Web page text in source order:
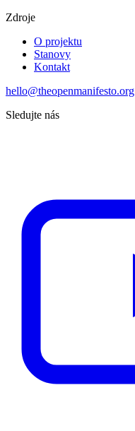
Zdroje
O projektu
Stanovy
Kontakt
hello@theopenmanifesto.org
Sledujte nás